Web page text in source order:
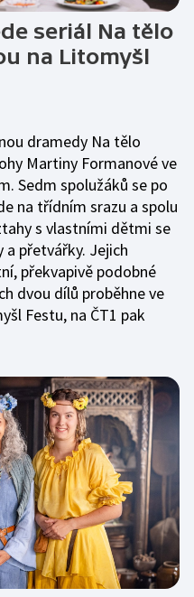
seriál Na tělo
na Litomyšl
dramedy Na tělo
Martiny Formanové ve
Sedm spolužáků se po
na třídním srazu a spolu
s vlastními dětmi se
přetvářky. Jejich
překvapivě podobné
dvou dílů proběhne ve
Festu, na ČT1 pak